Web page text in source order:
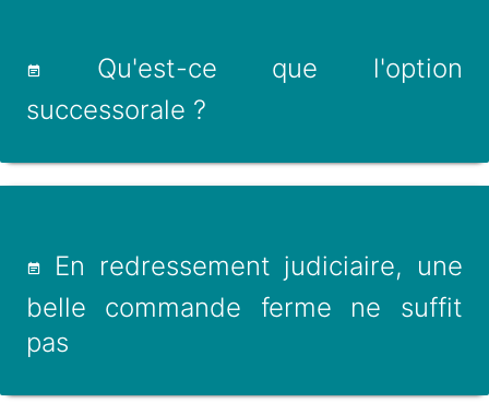
Qu'est-ce que l'option
successorale ?
En redressement judiciaire, une
belle commande ferme ne suffit
pas